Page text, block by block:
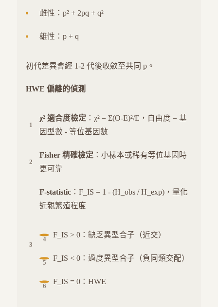
雌性：p² + 2pq + q²
雄性：p + q
初代差異會經 1-2 代後收斂至共同 p。
HWE 偏離的偵測
χ² 適合度檢定 ：χ² = Σ(O-E)²/E，自由度 = 基
因型數 - 等位基因數
Fisher 精確檢定 ：小樣本或稀有等位基因時
更可靠
F-statistic ：F_IS = 1 - (H_obs / H_exp)，量化
近親繁殖程度
F_IS > 0：缺乏異型合子（近交）
F_IS < 0：過度異型合子（負同類交配）
F_IS = 0：HWE